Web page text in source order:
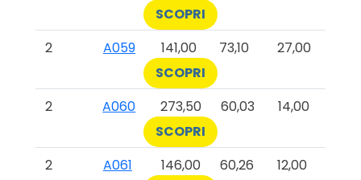
SCOPRI
2
A059 141,00 73,10
27,00
SCOPRI
2
A060 273,50 60,03
14,00
SCOPRI
2
A061 146,00 60,26
12,00